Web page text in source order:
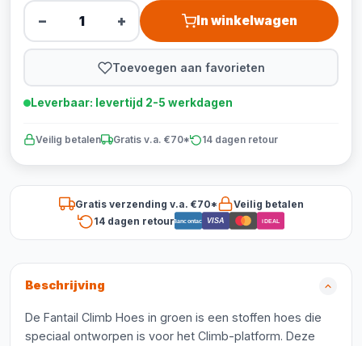
− + In winkelwagen
Toevoegen aan favorieten
Leverbaar: levertijd 2-5 werkdagen
Veilig betalen Gratis v.a. €70* 14 dagen retour
Gratis verzending v.a. €70*
Veilig betalen
14 dagen retourBancontact VISA iDEAL
Beschrijving
De Fantail Climb Hoes in groen is een stoffen hoes die
speciaal ontworpen is voor het Climb-platform. Deze